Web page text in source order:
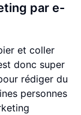
par e-
et coller
donc super
rédiger du
personnes